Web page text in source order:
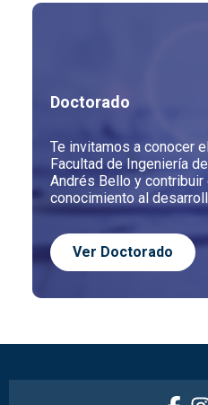
Doctorado
Te invitamos a conocer
Facultad de Ingeniería
Andrés Bello y contribuir
conocimiento al
Ver Doctorado